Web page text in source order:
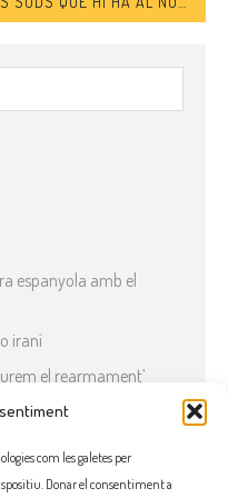
com les galetes per
Donar el consentiment a
espanyola amb el
iraní
el rearmament’